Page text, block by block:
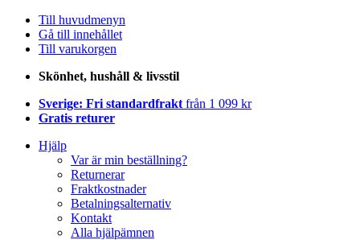
Till huvudmenyn
Gå till innehållet
Till varukorgen
Skönhet, hushåll & livsstil
Sverige: Fri standardfrakt från 1 099 kr
Gratis returer
Hjälp
Var är min beställning?
Returnerar
Fraktkostnader
Betalningsalternativ
Kontakt
Alla hjälpämnen